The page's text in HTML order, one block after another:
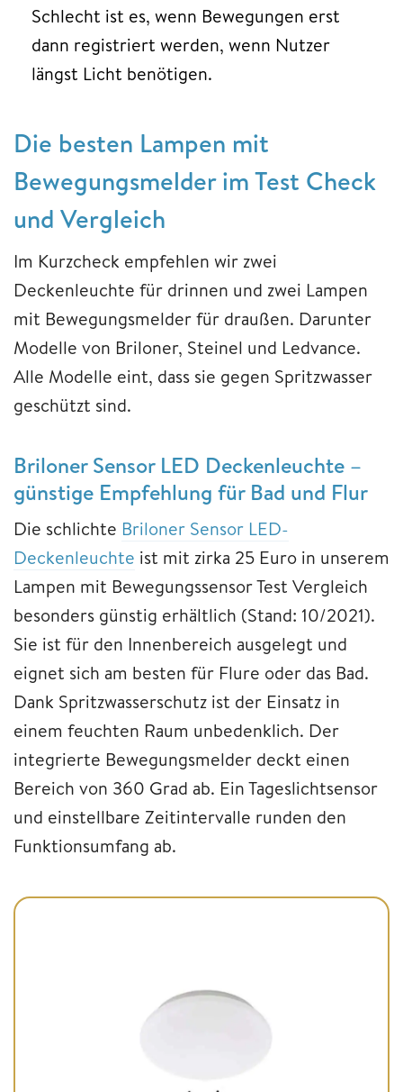
Schlecht ist es, wenn Bewegungen erst
dann registriert werden, wenn Nutzer
längst Licht benötigen.
Die besten Lampen mit
Bewegungsmelder im Test Check
und Vergleich
Im Kurzcheck empfehlen wir zwei
Deckenleuchte für drinnen und zwei Lampen
mit Bewegungsmelder für draußen. Darunter
Modelle von Briloner, Steinel und Ledvance.
Alle Modelle eint, dass sie gegen Spritzwasser
geschützt sind.
Briloner Sensor LED Deckenleuchte –
günstige Empfehlung für Bad und Flur
Die schlichte Briloner Sensor LED-
Deckenleuchte ist mit zirka 25 Euro in unserem
Lampen mit Bewegungssensor Test Vergleich
besonders günstig erhältlich (Stand: 10/2021).
Sie ist für den Innenbereich ausgelegt und
eignet sich am besten für Flure oder das Bad.
Dank Spritzwasserschutz ist der Einsatz in
einem feuchten Raum unbedenklich. Der
integrierte Bewegungsmelder deckt einen
Bereich von 360 Grad ab. Ein Tageslichtsensor
und einstellbare Zeitintervalle runden den
Funktionsumfang ab.